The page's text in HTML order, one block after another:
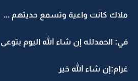
ملاك كانت واعية وتسمع حديثهم ...
في: الحمدلله إن شاء الله اليوم بتوعى
غرام:إن شاء الله خير